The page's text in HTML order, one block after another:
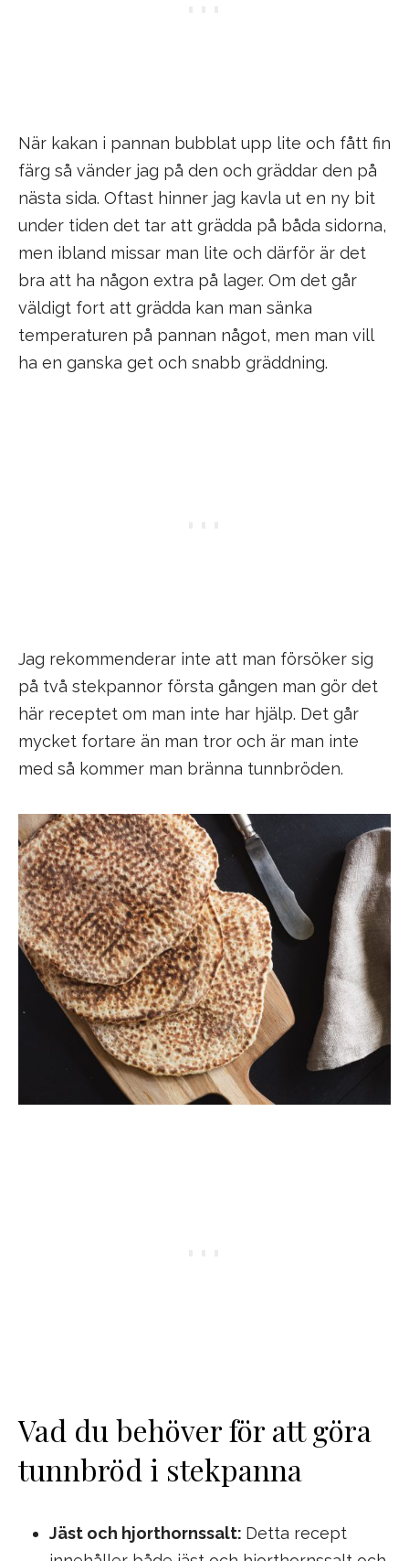
När kakan i pannan bubblat upp lite och fått fin
färg så vänder jag på den och gräddar den på
nästa sida. Oftast hinner jag kavla ut en ny bit
under tiden det tar att grädda på båda sidorna,
men ibland missar man lite och därför är det
bra att ha någon extra på lager. Om det går
väldigt fort att grädda kan man sänka
temperaturen på pannan något, men man vill
ha en ganska get och snabb gräddning.
Jag rekommenderar inte att man försöker sig
på två stekpannor första gången man gör det
här receptet om man inte har hjälp. Det går
mycket fortare än man tror och är man inte
med så kommer man bränna tunnbröden.
Vad du behöver för att göra
tunnbröd i stekpanna
Jäst och hjorthornssalt: Detta recept